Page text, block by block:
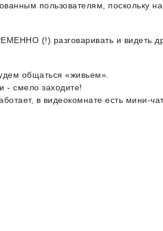
пользователям, поскольку
(!) разговаривать и видеть
общаться «живьем».
- смело заходите!
в видеокомнате есть мини-